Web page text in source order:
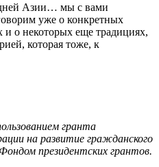
Азии… мы с вами
уже о конкретных
о некоторых еще традициях,
которая тоже, к
гранта
на развитие гражданского
президентских грантов.